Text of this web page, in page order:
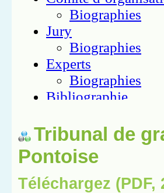
Tribunal de
Pontoise
Téléchargez (PDF,